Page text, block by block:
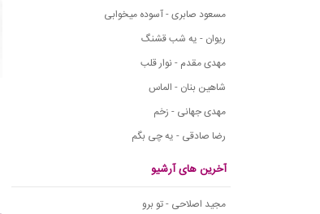
مسعود صابری - آسوده میخوابی
ریوان - یه شب قشنگ
مهدی مقدم - نوار قلب
شاهین بنان - الماس
مهدی جهانی - زخم
رضا صادقی - یه چی بگم
آخرین های آرشیو
مجید اصلاحی - تو برو